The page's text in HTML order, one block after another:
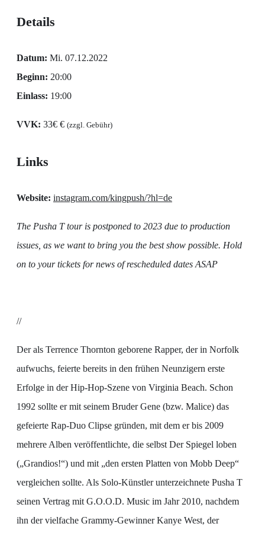
Details
Datum: Mi. 07.12.2022
Beginn: 20:00
Einlass: 19:00
VVK: 33€ € (zzgl. Gebühr)
Links
Website: instagram.com/kingpush/?hl=de
The Pusha T tour is postponed to 2023 due to production
issues, as we want to bring you the best show possible. Hold
on to your tickets for news of rescheduled dates ASAP
//
Der als Terrence Thornton geborene Rapper, der in Norfolk
aufwuchs, feierte bereits in den frühen Neunzigern erste
Erfolge in der Hip-Hop-Szene von Virginia Beach. Schon
1992 sollte er mit seinem Bruder Gene (bzw. Malice) das
gefeierte Rap-Duo Clipse gründen, mit dem er bis 2009
mehrere Alben veröffentlichte, die selbst Der Spiegel loben
(„Grandios!“) und mit „den ersten Platten von Mobb Deep“
vergleichen sollte. Als Solo-Künstler unterzeichnete Pusha T
seinen Vertrag mit G.O.O.D. Music im Jahr 2010, nachdem
ihn der vielfache Grammy-Gewinner Kanye West, der